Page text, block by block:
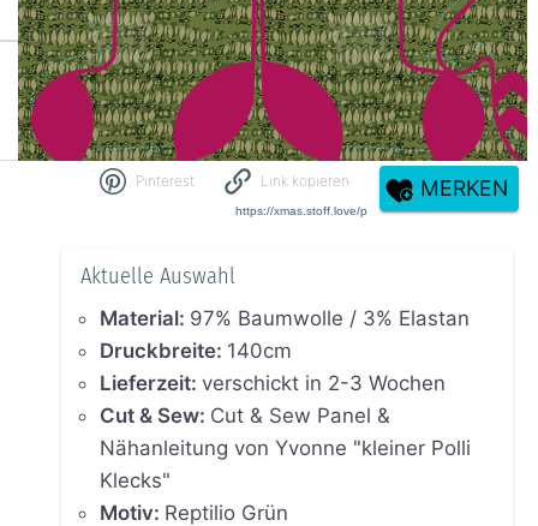
Pinterest Link kopieren MERKEN
Aktuelle Auswahl
Material: 97% Baumwolle / 3% Elastan
Druckbreite: 140cm
Lieferzeit: verschickt in 2-3 Wochen
Cut & Sew: Cut & Sew Panel &
Nähanleitung von Yvonne "kleiner Polli
Klecks"
Motiv: Reptilio Grün